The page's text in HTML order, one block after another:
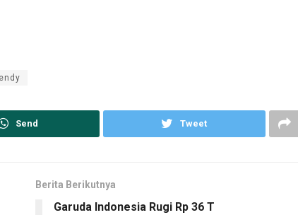
Send Tweet
Berita Berikutnya
Garuda Indonesia Rugi Rp 36 T